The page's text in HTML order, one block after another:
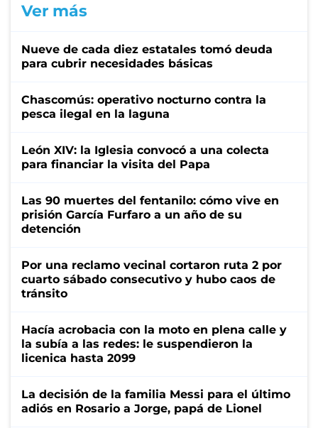
Ver más
Nueve de cada diez estatales tomó deuda
para cubrir necesidades básicas
Chascomús: operativo nocturno contra la
pesca ilegal en la laguna
León XIV: la Iglesia convocó a una colecta
para financiar la visita del Papa
Las 90 muertes del fentanilo: cómo vive en
prisión García Furfaro a un año de su
detención
Por una reclamo vecinal cortaron ruta 2 por
cuarto sábado consecutivo y hubo caos de
tránsito
Hacía acrobacia con la moto en plena calle y
la subía a las redes: le suspendieron la
licenica hasta 2099
La decisión de la familia Messi para el último
adiós en Rosario a Jorge, papá de Lionel